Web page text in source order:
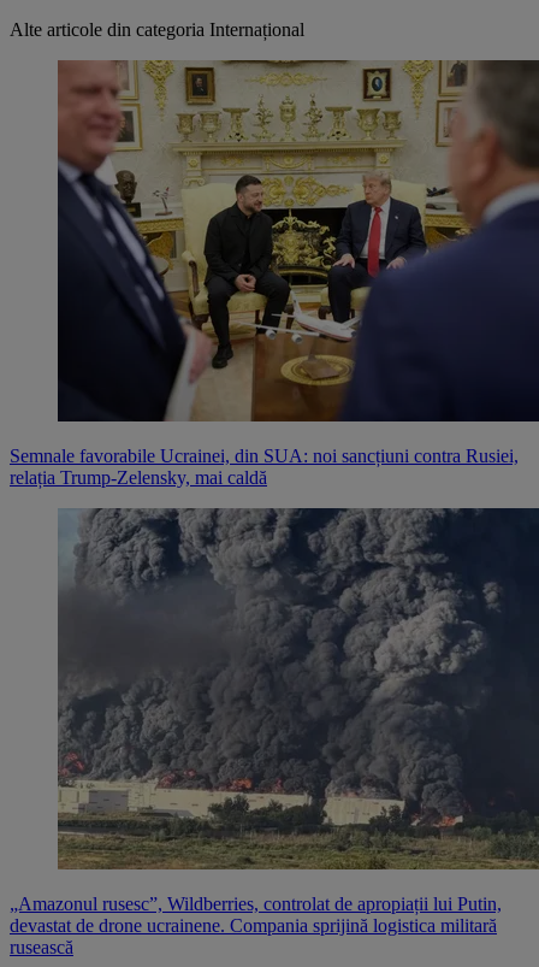
Alte articole din categoria Internațional
Semnale favorabile Ucrainei, din SUA: noi sancțiuni contra Rusiei,
relația Trump-Zelensky, mai caldă
„Amazonul rusesc”, Wildberries, controlat de apropiații lui Putin,
devastat de drone ucrainene. Compania sprijină logistica militară
rusească